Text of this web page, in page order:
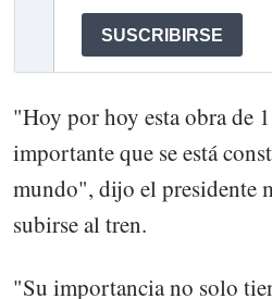
"Hoy por hoy esta obra de
importante que se está
mundo", dijo el presidente
subirse al tren.
"Su importancia no solo